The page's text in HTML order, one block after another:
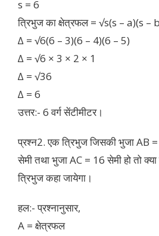
s = 6
त्रिभुज का क्षेत्रफल = √s(s – a)(s –
∆ = √6(6 – 3)(6 – 4)(6 – 5)
∆ = √6 × 3 × 2 × 1
∆ = √36
∆ = 6
उत्तर:- 6 वर्ग सेंटीमीटर।
प्रश्न2. एक त्रिभुज जिसकी भुजा AB
सेमी तथा भुजा AC = 16 सेमी हो तो क्या
त्रिभुज कहा जायेगा।
हल:- प्रश्नानुसार,
A = क्षेत्रफल